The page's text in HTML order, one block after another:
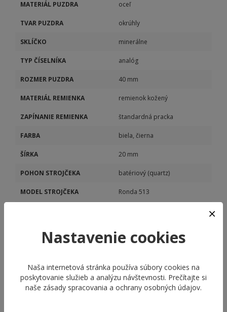
MATERIÁL PUZDRA oceľ
TVAR PUZDRA okrúhly
SKLÍČKO minerálne
TYP ČÍSELNÍKA analóg
ROZMER PUZDRA 40 mm
MATERIÁL REMIENKA remienok kožený
ZAPÍNANIE REMIENKA štandardná pracka
FARBA biela, čierna
ŠÍRKA 20 mm
POHON STROJČEKA batériový (quartz)
MODEL STROJČEKA Ronda 513
Nastavenie cookies
Naša internetová stránka používa súbory cookies na
poskytovanie služieb a analýzu návštevnosti. Prečítajte si
naše zásady spracovania a ochrany osobných údajov.